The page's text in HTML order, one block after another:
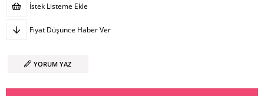
İstek Listeme Ekle
Fiyat Düşünce Haber Ver
YORUM YAZ